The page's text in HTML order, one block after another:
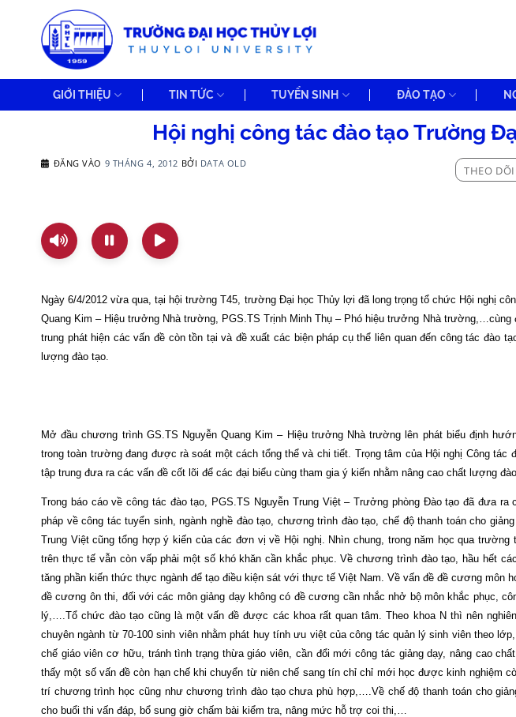
GIỚI THIỆU TIN TỨC TUYỂN SINH ĐÀO TẠO
Hội nghị công tác đào tạo Trường
ĐĂNG VÀO 9 THÁNG 4, 2012 BỞI DATA OLD
THEO
Ngày 6/4/2012 vừa qua, tại hội trường T45, trường Đại học Thủy lợi đã long trọng tổ chức Hội nghị
Quang Kim – Hiệu trưởng Nhà trường, PGS.TS Trịnh Minh Thụ – Phó hiệu trưởng Nhà trường,…cùng
trung phát hiện các vấn đề còn tồn tại và đề xuất các biện pháp cụ thể liên quan đến công tác đào
lượng đào tạo.
Mở đầu chương trình GS.TS Nguyễn Quang Kim – Hiệu trưởng Nhà trường lên phát biểu định
trong toàn trường đang được rà soát một cách tổng thể và chi tiết. Trọng tâm của Hội nghị Công tác
tập trung đưa ra các vấn đề cốt lõi để các đại biểu cùng tham gia ý kiến nhằm nâng cao chất lượng
Trong báo cáo về công tác đào tạo, PGS.TS Nguyễn Trung Việt – Trưởng phòng Đào tạo đã đưa
pháp về công tác tuyển sinh, ngành nghề đào tạo, chương trình đào tạo, chế độ thanh toán cho
Trung Việt cũng tổng hợp ý kiến của các đơn vị về Hội nghị. Nhìn chung, trong năm học qua trường
trên thực tế vẫn còn vấp phải một số khó khăn cần khắc phục. Về chương trình đào tạo, hầu hết
tăng phần kiến thức thực ngành để tạo điều kiện sát với thực tế Việt Nam . Về vấn đề đề cương môn
đề cương ôn thi, đối với các môn giảng dạy không có đề cương cần nhắc nhở bộ môn khắc phục,
lý,….Tổ chức đào tạo cũng là một vấn đề được các khoa rất quan tâm. Theo khoa N thì nên
chuyên ngành từ 70-100 sinh viên nhằm phát huy tính ưu việt của công tác quản lý sinh viên theo
chế giáo viên cơ hữu, tránh tình trạng thừa giáo viên, cần đổi mới công tác giảng dạy, nâng cao
thấy một số vấn đề còn hạn chế khi chuyển từ niên chế sang tín chỉ chỉ mới học được kinh nghiệm
trí chương trình học cũng như chương trình đào tạo chưa phù hợp,….Về chế độ thanh toán cho
cho buổi thi vấn đáp, bổ sung giờ chấm bài kiểm tra, nâng mức hỗ trợ coi thi,…